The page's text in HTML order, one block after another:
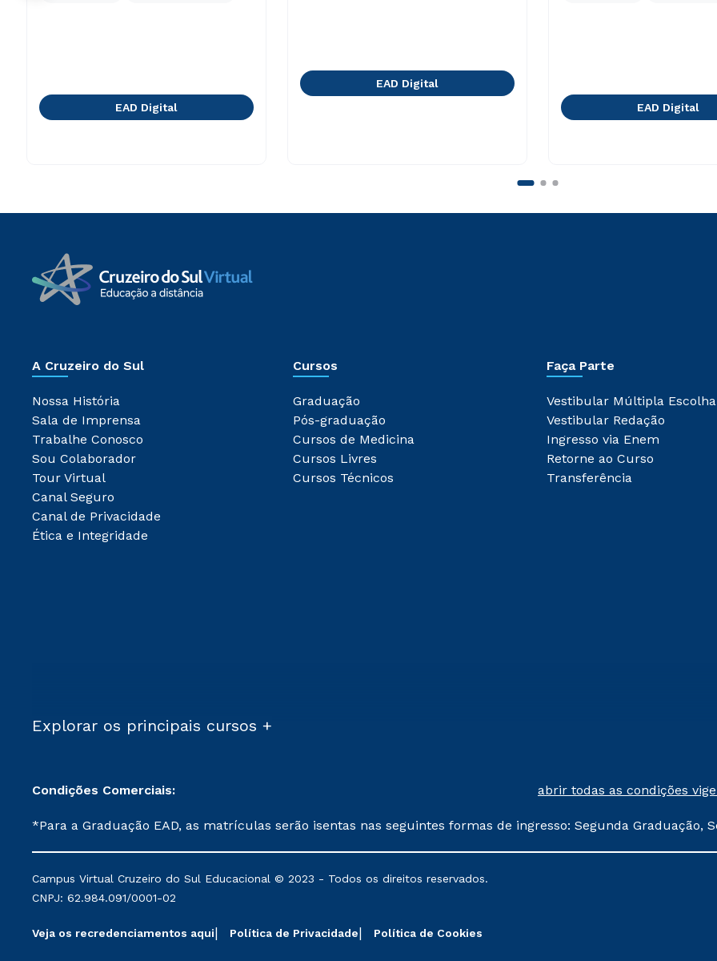
EAD Digital
EAD Digital
EAD Digital
A Cruzeiro do Sul
Nossa História
Sala de Imprensa
Trabalhe Conosco
Sou Colaborador
Tour Virtual
Canal Seguro
Canal de Privacidade
Ética e Integridade
Cursos
Graduação
Pós-graduação
Cursos de Medicina
Cursos Livres
Cursos Técnicos
Faça Parte
Vestibular Múltipla Escolha
Vestibular Redação
Ingresso via Enem
Retorne ao Curso
Transferência
Explorar os principais cursos +
Condições Comerciais: abrir todas as condições
*Para a Graduação EAD, as matrículas serão isentas nas seguintes formas de ingresso: Segunda Graduação,
mantidos conforme negociação. Descontos institucionais poderão sofrer alterações nos períodos de
serviços.
Campus Virtual Cruzeiro do Sul Educacional © 2023 - Todos os direitos reservados.
CNPJ: 62.984.091/0001-02
Veja os recredenciamentos aqui Política de Privacidade Política de Cookies